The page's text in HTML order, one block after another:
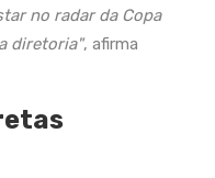
no radar da Copa
diretoria", afirma